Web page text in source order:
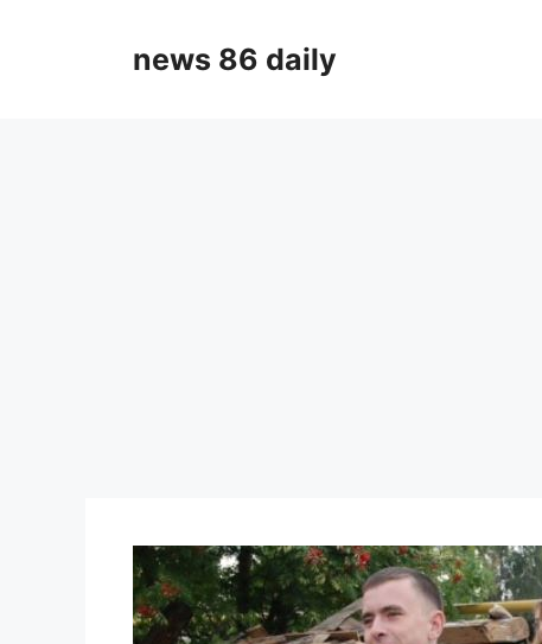
news 86 daily